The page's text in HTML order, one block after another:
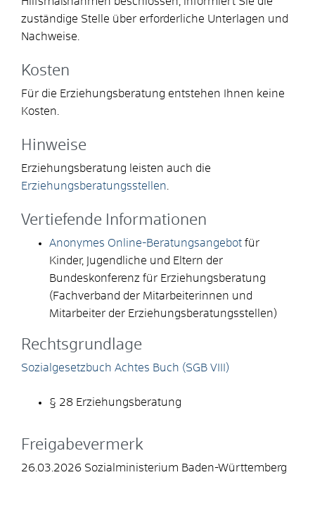
zuständige Stelle über erforderliche Unterlagen und
Nachweise.
Kosten
Für die Erziehungsberatung entstehen Ihnen keine
Kosten.
Hinweise
Erziehungsberatung leisten auch die
Erziehungsberatungsstellen
Vertiefende Informationen
Anonymes Online-Beratungsangebot für
Kinder, Jugendliche und Eltern der
Bundeskonferenz für Erziehungsberatung
(Fachverband der Mitarbeiterinnen und
Mitarbeiter der Erziehungsberatungsstellen)
Rechtsgrundlage
Sozialgesetzbuch Achtes Buch (SGB VIII)
§ 28 Erziehungsberatung
Freigabevermerk
26.03.2026 Sozialministerium Baden-Württemberg